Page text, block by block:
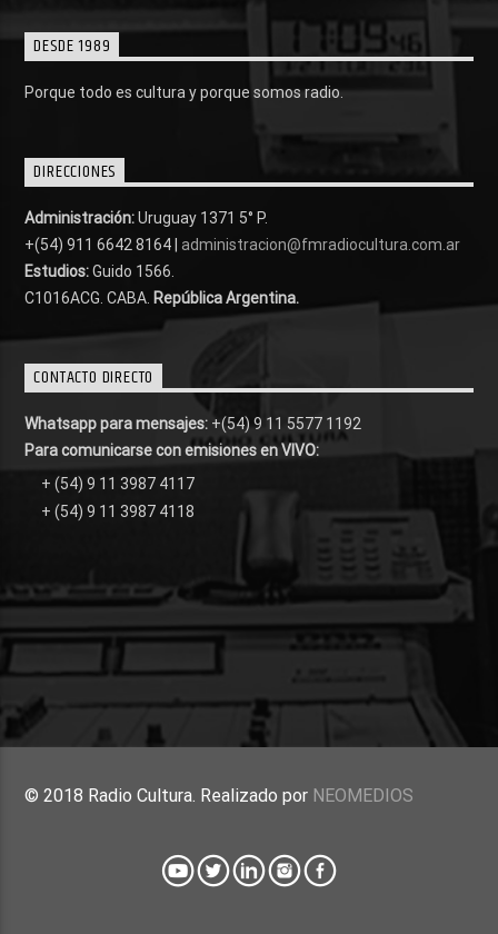
DESDE 1989
Porque todo es cultura y porque somos radio.
DIRECCIONES
Administración:Uruguay 1371 5° P.
+(54) 911 6642 8164 | administracion@fmradiocultura.com.ar
Estudios:Guido 1566.
C1016ACG . CABA. República Argentina.
CONTACTO DIRECTO
Whatsapp para mensajes: +(54) 9 11 5577 1192
Para comunicarse con emisiones en VIVO:
+ (54) 9 11 3987 4117
+ (54) 9 11 3987 4118
© 2018 Radio Cultura. Realizado por NEOMEDIOS